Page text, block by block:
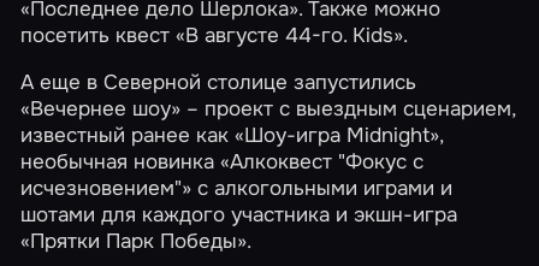
«Последнее дело Шерлока». Также можно
посетить квест«В августе 44-го. Kids».
А еще в Северной столице запустились
«Вечернее шоу» – проект с выездным сценарием,
известный ранее как «Шоу-игра Midnight»,
необычная новинка«Алкоквест "Фокус с
исчезновением"» с алкогольными играми и
шотами для каждого участника и экшн-игра
«Прятки Парк Победы».